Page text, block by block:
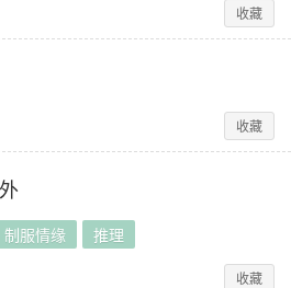
收藏
收藏
制服情缘 推理
收藏